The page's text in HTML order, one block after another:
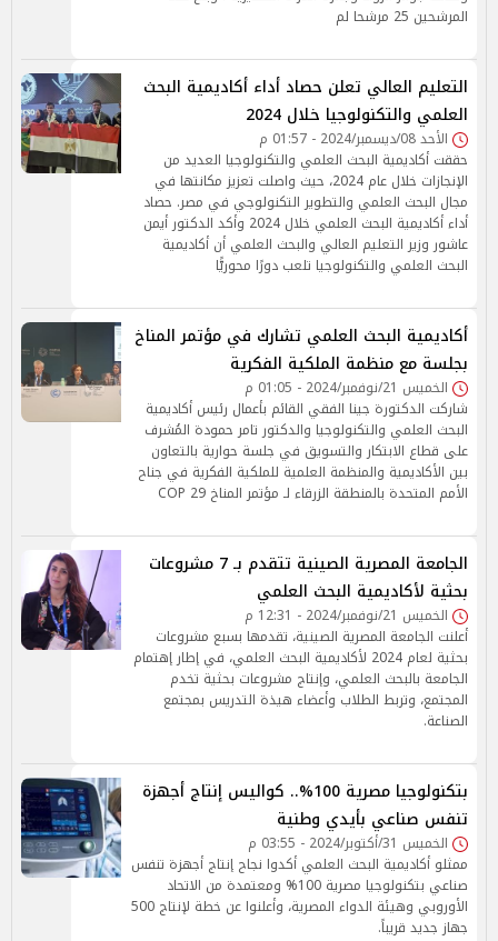
المرشحين 25 مرشحا لم
التعليم العالي تعلن حصاد أداء أكاديمية البحث
العلمي والتكنولوجيا خلال 2024
الأحد 08/ديسمبر/2024 - 01:57 م
حققت أكاديمية البحث العلمي والتكنولوجيا العديد من
الإنجازات خلال عام 2024، حيث واصلت تعزيز مكانتها في
مجال البحث العلمي والتطوير التكنولوجي في مصر. حصاد
أداء أكاديمية البحث العلمي خلال 2024 وأكد الدكتور أيمن
عاشور وزير التعليم العالي والبحث العلمي أن أكاديمية
البحث العلمي والتكنولوجيا تلعب دورًا محوريًّا
أكاديمية البحث العلمي تشارك في مؤتمر المناخ
بجلسة مع منظمة الملكية الفكرية
الخميس 21/نوفمبر/2024 - 01:05 م
شاركت الدكتورة جينا الفقي القائم بأعمال رئيس أكاديمية
البحث العلمي والتكنولوجيا والدكتور تامر حمودة المُشرف
على قطاع الابتكار والتسويق في جلسة حوارية بالتعاون
بين الأكاديمية والمنظمة العلمية للملكية الفكرية في جناح
الأمم المتحدة بالمنطقة الزرقاء لـ مؤتمر المناخ COP 29
الجامعة المصرية الصينية تتقدم بـ 7 مشروعات
بحثية لأكاديمية البحث العلمي
الخميس 21/نوفمبر/2024 - 12:31 م
أعلنت الجامعة المصرية الصينية، تقدمها بسبع مشروعات
بحثية لعام 2024 لأكاديمية البحث العلمي، في إطار إهتمام
الجامعة بالبحث العلمي، وإنتاج مشروعات بحثية تخدم
المجتمع، وتربط الطلاب وأعضاء هيذة التدريس بمجتمع
الصناعة.
بتكنولوجيا مصرية 100%.. كواليس إنتاج أجهزة
تنفس صناعي بأيدي وطنية
الخميس 31/أكتوبر/2024 - 03:55 م
ممثلو أكاديمية البحث العلمي أكدوا نجاح إنتاج أجهزة تنفس
صناعي بتكنولوجيا مصرية 100% ومعتمدة من الاتحاد
الأوروبي وهيئة الدواء المصرية، وأعلنوا عن خطة لإنتاج 500
جهاز جديد قريباً.